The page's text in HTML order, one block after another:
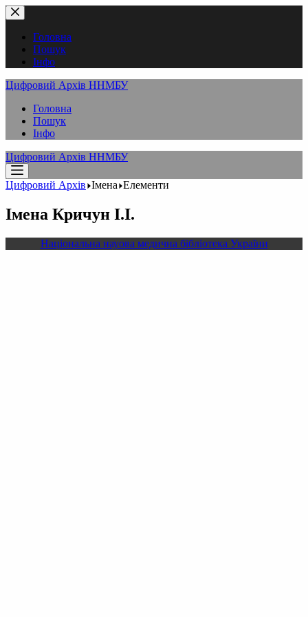
Перейти
до
вмістуГоловна
Пошук
Інфо
Цифровий Архів ННМБУ
Головна
Пошук
Інфо
Цифровий Архів ННМБУ
Цифровий Архів Імена Елементи
Імена Кричун І.І.
Національна науова медична бібліотека України